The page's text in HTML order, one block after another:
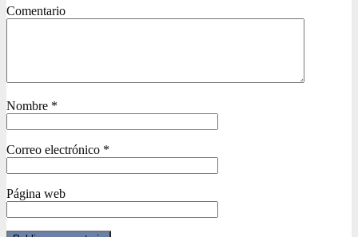
Comentario
Nombre *
Correo electrónico *
Página web